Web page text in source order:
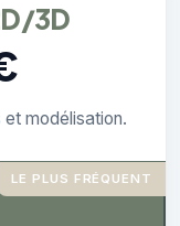
3D
modélisation.
LE PLUS FRÉQUENT